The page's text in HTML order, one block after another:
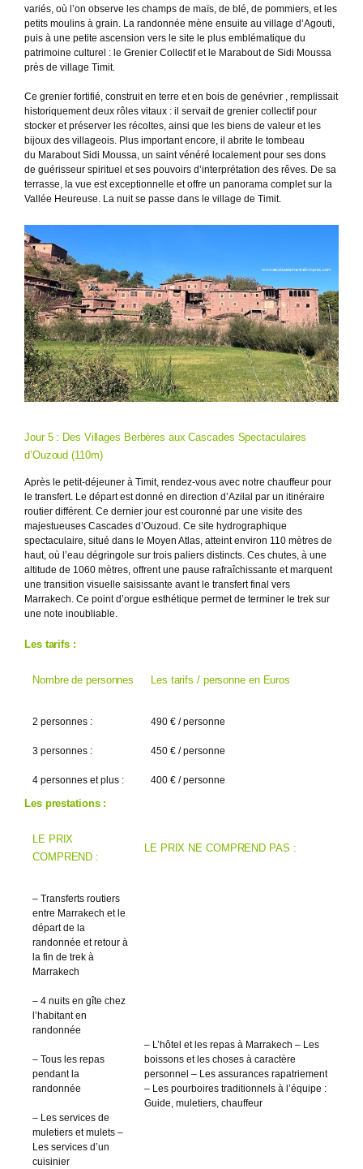
variés, où l’on observe les champs de maïs, de blé, de pommiers, et les
petits moulins à grain. La randonnée mène ensuite au village d’Agouti,
puis à une petite ascension vers le site le plus emblématique du
patrimoine culturel : le Grenier Collectif et le Marabout de Sidi Moussa
près de village Timit.
Ce grenier fortifié, construit en terre et en bois de genévrier , remplissait
historiquement deux rôles vitaux : il servait de grenier collectif pour
stocker et préserver les récoltes, ainsi que les biens de valeur et les
bijoux des villageois. Plus important encore, il abrite le tombeau
du Marabout Sidi Moussa, un saint vénéré localement pour ses dons
de guérisseur spirituel et ses pouvoirs d’interprétation des rêves. De sa
terrasse, la vue est exceptionnelle et offre un panorama complet sur la
Vallée Heureuse. La nuit se passe dans le village de Timit.
Jour 5 : Des Villages Berbères aux Cascades Spectaculaires
d’Ouzoud (110m)
Après le petit-déjeuner à Timit, rendez-vous avec notre chauffeur pour
le transfert. Le départ est donné en direction d’Azilal par un itinéraire
routier différent. Ce dernier jour est couronné par une visite des
majestueuses Cascades d’Ouzoud. Ce site hydrographique
spectaculaire, situé dans le Moyen Atlas, atteint environ 110 mètres de
haut, où l’eau dégringole sur trois paliers distincts. Ces chutes, à une
altitude de 1060 mètres, offrent une pause rafraîchissante et marquent
une transition visuelle saisissante avant le transfert final vers
Marrakech. Ce point d’orgue esthétique permet de terminer le trek sur
une note inoubliable.
Les tarifs :
Nombre de personnes Les tarifs / personne en Euros
2 personnes : 490 € / personne
3 personnes : 450 € / personne
4 personnes et plus : 400 € / personne
Les prestations :
LE PRIX
COMPREND :
LE PRIX NE COMPREND PAS :
– Transferts routiers
entre Marrakech et le
départ de la
randonnée et retour à
la fin de trek à
Marrakech
– 4 nuits en gîte chez
l’habitant en
randonnée
– Tous les repas
pendant la
randonnée
– Les services de
muletiers et mulets –
Les services d’un
cuisinier
– L’hôtel et les repas à Marrakech – Les
boissons et les choses à caractère
personnel – Les assurances rapatriement
– Les pourboires traditionnels à l’équipe :
Guide, muletiers, chauffeur